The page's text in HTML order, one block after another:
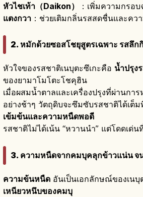
หัวไชเท้า（Daikon）
：เพิ่มความกรอ
แตงกวา ：ช่วยเติมกลิ่นรสสดชื่นและคว
2. หมักด้วยซอสโชยุสูตรเฉพาะ รสลึก
หัวใจของรสชาติเนบุตะซึเกะคือ น้ำปรุง
ของยามาโมโตะโชคุฮิน
เมื่อผสมน้ำตาลและเครื่องปรุงที่ผ่านกา
อย่างช้าๆ วัตถุดิบจะซึมซับรสชาติได้เต็ม
เข้มข้นและความหนืดพอดี
รสชาติไม่ได้เน้น “หวานนำ” แต่โดดเด่
3. ความหนืดจากคมบุคลุกข้าวแน่น จ
ความข้นหนืด อันเป็นเอกลักษณ์ของเนบุ
เหนียวหนึบของคมบุ